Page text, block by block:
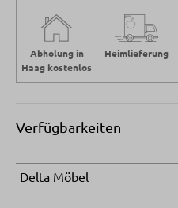
Abholung in
Haag kostenlos
Heimlieferung
Verfügbarkeiten
Delta Möbel